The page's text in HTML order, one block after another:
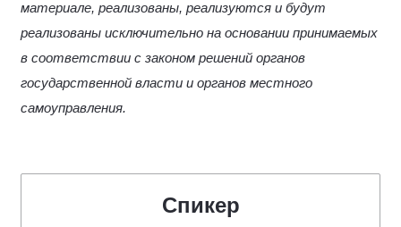
материале, реализованы, реализуются и будут
реализованы исключительно на основании принимаемых
в соответствии с законом решений органов
государственной власти и органов местного
самоуправления.
Спикер